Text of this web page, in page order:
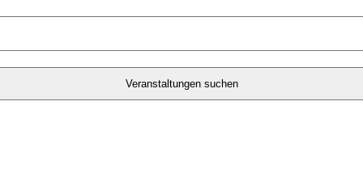
Veranstaltungen suchen